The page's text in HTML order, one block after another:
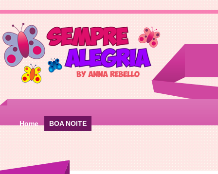
Home BOA NOITE